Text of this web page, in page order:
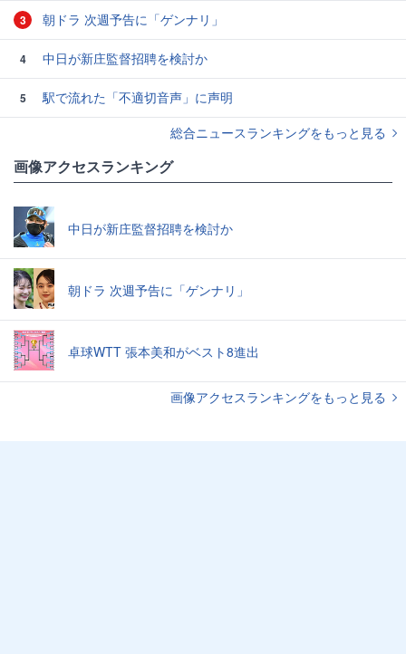
3 朝ドラ 次週予告に「ゲンナリ」
4 中日が新庄監督招聘を検討か
5
駅で流れた「不適切音声」に声明
総合ニュースランキングをもっと見る
画像アクセスランキング
中日が新庄監督招聘を検討か
朝ドラ 次週予告に「ゲンナリ」
卓球WTT 張本美和がベスト8進出
画像アクセスランキングをもっと見る